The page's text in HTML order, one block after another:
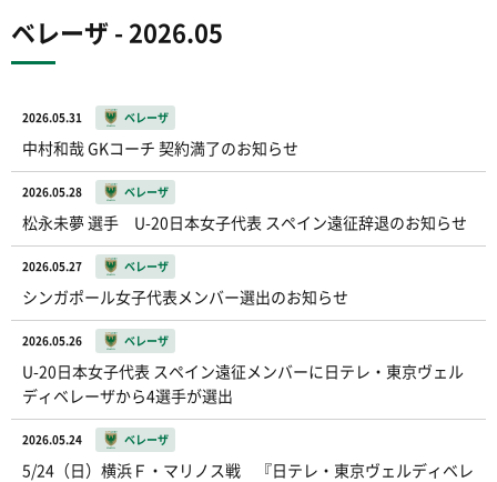
ベレーザ - 2026.05
2026.05.31 ベレーザ
中村和哉 GKコーチ 契約満了のお知らせ
2026.05.28 ベレーザ
松永未夢 選手 U-20日本女子代表 スペイン遠征辞退のお知らせ
2026.05.27 ベレーザ
シンガポール女子代表メンバー選出のお知らせ
2026.05.26 ベレーザ
U-20日本女子代表 スペイン遠征メンバーに日テレ・東京ヴェル
ディベレーザから4選手が選出
2026.05.24 ベレーザ
5/24（日）横浜Ｆ・マリノス戦 『日テレ・東京ヴェルディベレ